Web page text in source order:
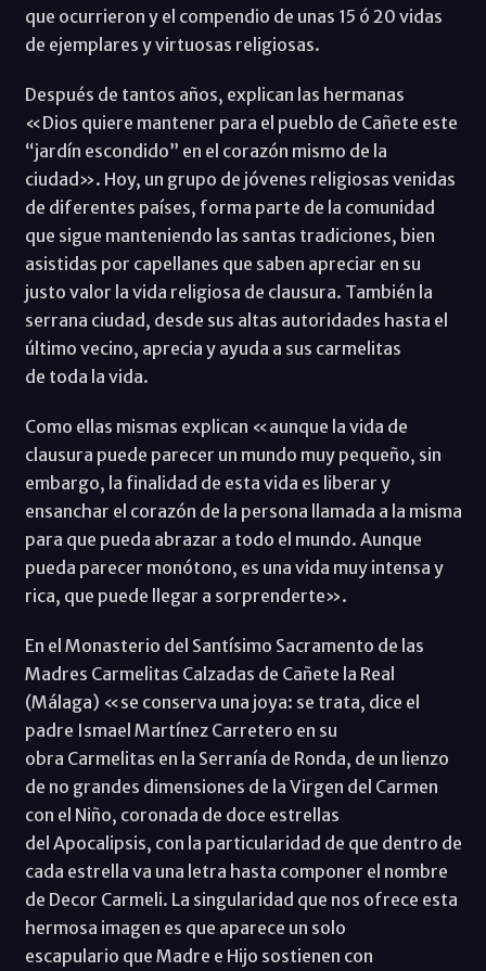
que ocurrieron y el compendio de unas 15 ó 20 vidas
de ejemplares y virtuosas religiosas.
Después de tantos años, explican las hermanas
«Dios quiere mantener para el pueblo de Cañete este
“jardín escondido” en el corazón mismo de la
ciudad». Hoy, un grupo de jóvenes religiosas venidas
de diferentes países, forma parte de la comunidad
que sigue manteniendo las santas tradiciones, bien
asistidas por capellanes que saben apreciar en su
justo valor la vida religiosa de clausura. También la
serrana ciudad, desde sus altas autoridades hasta el
último vecino, aprecia y ayuda a sus carmelitas
de toda la vida.
Como ellas mismas explican «aunque la vida de
clausura puede parecer un mundo muy pequeño, sin
embargo, la finalidad de esta vida es liberar y
ensanchar el corazón de la persona llamada a la misma
para que pueda abrazar a todo el mundo. Aunque
pueda parecer monótono, es una vida muy intensa y
rica, que puede llegar a sorprenderte».
En el Monasterio del Santísimo Sacramento de las
Madres Carmelitas Calzadas de Cañete la Real
(Málaga) «se conserva una joya: se trata, dice el
padre Ismael Martínez Carretero en su
obra Carmelitas en la Serranía de Ronda, de un lienzo
de no grandes dimensiones de la Virgen del Carmen
con el Niño, coronada de doce estrellas
del Apocalipsis, con la particularidad de que dentro de
cada estrella va una letra hasta componer el nombre
de Decor Carmeli. La singularidad que nos ofrece esta
hermosa imagen es que aparece un solo
escapulario que Madre e Hijo sostienen con